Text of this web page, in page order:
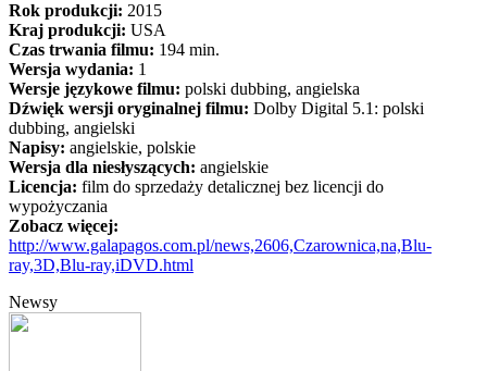
Rok produkcji: 2015
Kraj produkcji: USA
Czas trwania filmu: 194 min.
Wersja wydania: 1
Wersje językowe filmu: polski dubbing, angielska
Dźwięk wersji oryginalnej filmu: Dolby Digital 5.1: polski
dubbing, angielski
Napisy: angielskie, polskie
Wersja dla niesłyszących: angielskie
Licencja: film do sprzedaży detalicznej bez licencji do
wypożyczania
Zobacz więcej:
http://www.galapagos.com.pl/news,2606,Czarownica,na,Blu-
ray,3D,Blu-ray,iDVD.html
Newsy